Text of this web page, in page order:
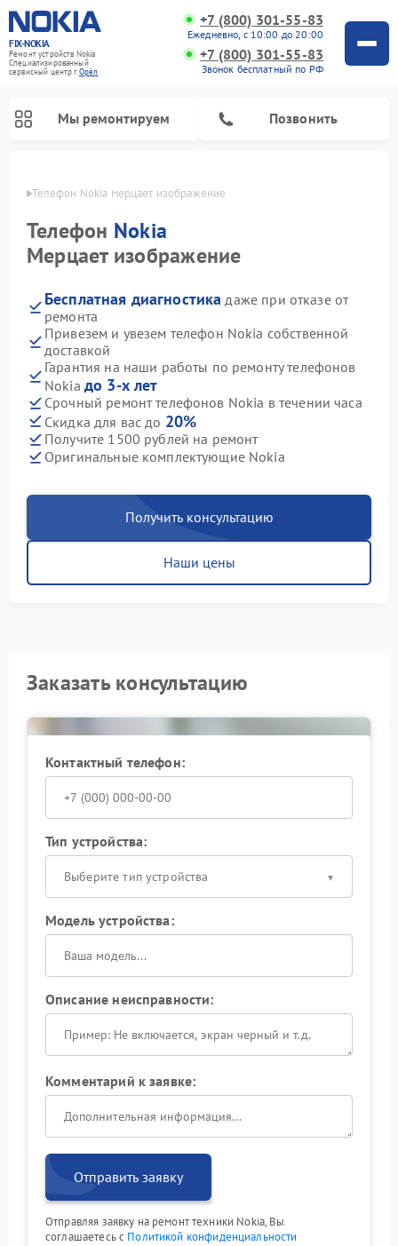
FIX-NOKIA
Ремонт устройств Nokia
Специализированный
cервисный центр г.Орёл
+7 (800) 301-55-83
Ежедневно, с 10:00 до 20:00
+7 (800) 301-55-83
Звонок бесплатный по РФ
Мы ремонтируем Позвонить
Телефон Nokia мерцает изображение
Телефон Nokia
Мерцает изображение
Бесплатная диагностика даже при отказе от
ремонта
Привезем и увезем телефон Nokia собственной
доставкой
Гарантия на наши работы по ремонту телефонов
Nokia до 3-х лет
Срочный ремонт телефонов Nokia в течении часа
Скидка для вас до 20%
Получите 1500 рублей на ремонт
Оригинальные комплектующие Nokia
Получить консультацию
Наши цены
Заказать консультацию
Контактный телефон:
Тип устройства:
Выберите тип устройства
Модель устройства:
Описание неисправности:
Комментарий к заявке:
Отправить заявку
Отправляя заявку на ремонт техники Nokia, Вы
соглашаетесь с Политикой конфиденциальности